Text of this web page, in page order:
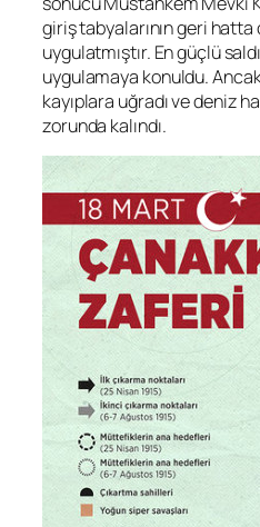
giriş tabyalarının geri
uygulatmıştır. En güçlü
uygulamaya konuldu.
kayıplara uğradı ve deniz
zorunda kalındı.